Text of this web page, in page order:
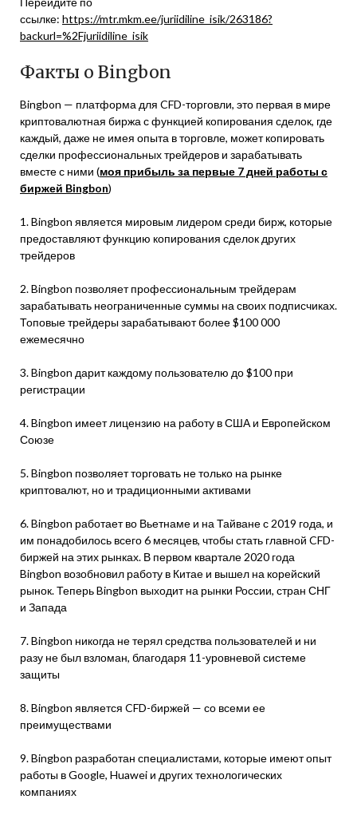
ссылке: https://mtr.mkm.ee/juriidiline_isik/263186?
backurl=%2Fjuriidiline_isik
Факты о Bingbon
Bingbon — платформа для CFD-торговли, это первая в мире
криптовалютная биржа с функцией копирования сделок, где
каждый, даже не имея опыта в торговле, может копировать
сделки профессиональных трейдеров и зарабатывать
вместе с ними (моя прибыль за первые 7 дней работы с
биржей Bingbon)
1. Bingbon является мировым лидером среди бирж, которые
предоставляют функцию копирования сделок других
трейдеров
2. Bingbon позволяет профессиональным трейдерам
зарабатывать неограниченные суммы на своих подписчиках.
Топовые трейдеры зарабатывают более $100 000
ежемесячно
3. Bingbon дарит каждому пользователю до $100 при
регистрации
4. Bingbon имеет лицензию на работу в США и Европейском
Союзе
5. Bingbon позволяет торговать не только на рынке
криптовалют, но и традиционными активами
6. Bingbon работает во Вьетнаме и на Тайване с 2019 года, и
им понадобилось всего 6 месяцев, чтобы стать главной CFD-
биржей на этих рынках. В первом квартале 2020 года
Bingbon возобновил работу в Китае и вышел на корейский
рынок. Теперь Bingbon выходит на рынки России, стран СНГ
и Запада
7. Bingbon никогда не терял средства пользователей и ни
разу не был взломан, благодаря 11-уровневой системе
защиты
8. Bingbon является CFD-биржей — со всеми ее
преимуществами
9. Bingbon разработан специалистами, которые имеют опыт
работы в Google, Huawei и других технологических
компаниях